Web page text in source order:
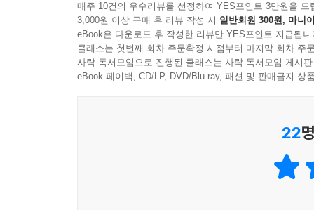
36세 독신 여성인 ‘나’는 일과 인간관계에 지
찾아간다. 이번에는 되도록 사람들과 엮이지 않
심정으로 콜라겐이 추출되는 것을 지켜보는 일 같
음성 광고를 제작하는 일, 쌀과자 봉지에 들어갈
어딘가 모르게 이상하면서 미스터리한 일에 휘말
이야기가 펼쳐진다. 새로운 직장에서 어떤 일을
아니야?”하며 어이없어하며 읽지만 점차 '나와 일
매주 10건의 우수리뷰를 선정하여 YES포인트 3만원을 드
3,000원 이상 구매 후 리뷰 작성 시 일반회원 300원, 마니
eBook은 다운로드 후 작성한 리뷰만 YES포인트 지급됩니
클래스는 첫번째 회차 주문확정 시점부터 마지막 회차 주
사락 독서모임으로 진행된 클래스는 사락 독서모임 게시
eBook 페이백, CD/LP, DVD/Blu-ray, 패션 및 판매금지 상
22